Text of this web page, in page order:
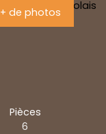
+ de photos
Pièces
6